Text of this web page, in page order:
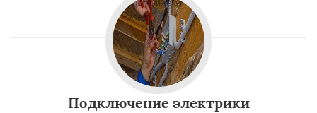
Подключение электрики